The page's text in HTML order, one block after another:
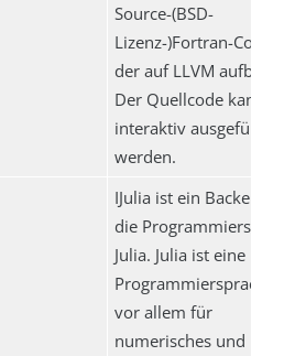
Source-(BSD-
Lizenz-)Fortran-
der auf LLVM aufbaut.
Der Quellcode kann
interaktiv ausgeführt
werden.
IJulia ist ein Backend
die
Julia. Julia ist eine
Programmiersprache,
vor allem für
numerisches und